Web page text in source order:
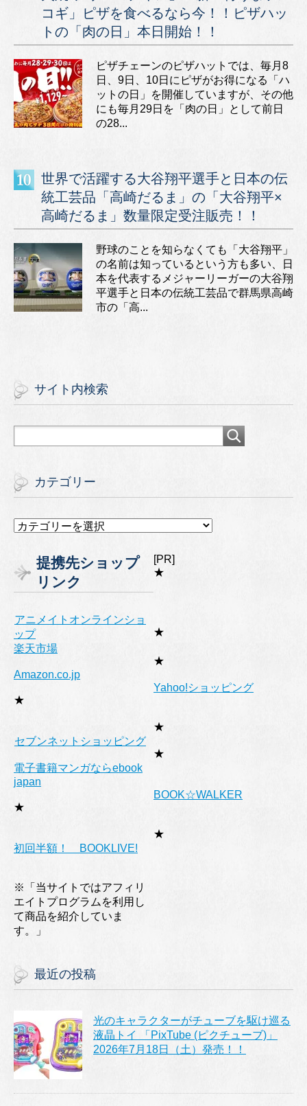
コギ」ピザを食べるなら今！！ピザハッ
トの「肉の日」本日開始！！
ピザチェーンのピザハットでは、毎月8
日、9日、10日にピザがお得になる「ハ
ットの日」を開催していますが、その他
にも毎月29日を「肉の日」として前日
の28...
世界で活躍する大谷翔平選手と日本の伝
統工芸品「高崎だるま」の「大谷翔平×
高崎だるま」数量限定受注販売！！
野球のことを知らなくても「大谷翔平」
の名前は知っているという方も多い、日
本を代表するメジャーリーガーの大谷翔
平選手と日本の伝統工芸品で群馬県高崎
市の「高...
サイト内検索
カテゴリー
カ
リ
ー
提携先ショップ
リンク
[PR]
★
アニメイトオンラインショ
ップ
★
楽天市場
★
Amazon.co.jp
★
Yahoo!ショッピング
★
セブンネットショッピング
★
電子書籍マンガならebook
japan
★
BOOK☆WALKER
★
初回半額！ BOOKLIVE!
※「当サイトではアフィリ
エイトプログラムを利用し
て商品を紹介していま
す。」
最近の投稿
光のキャラクターがチューブを駆け巡る
液晶トイ 「PixTube (ピクチューブ)」
2026年7月18日（土）発売！！